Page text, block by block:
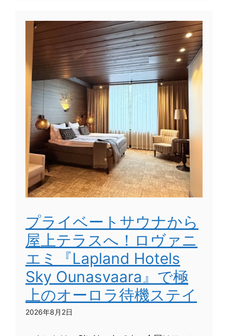
プライベートサウナから
屋上テラスへ！ロヴァニ
エミ『Lapland Hotels
Sky Ounasvaara』で極
上のオーロラ待機ステイ
2026年8月2日